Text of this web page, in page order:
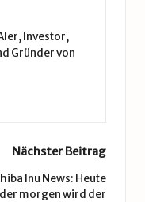
Investor,
Gründer von
Nächster Beitrag
Inu News: Heute
morgen wird der